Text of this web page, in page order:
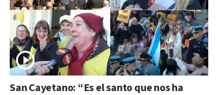
San Cayetano: “Es el santo que nos ha